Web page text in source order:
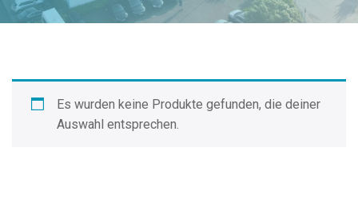
Es wurden keine Produkte gefunden, die deiner
Auswahl entsprechen.